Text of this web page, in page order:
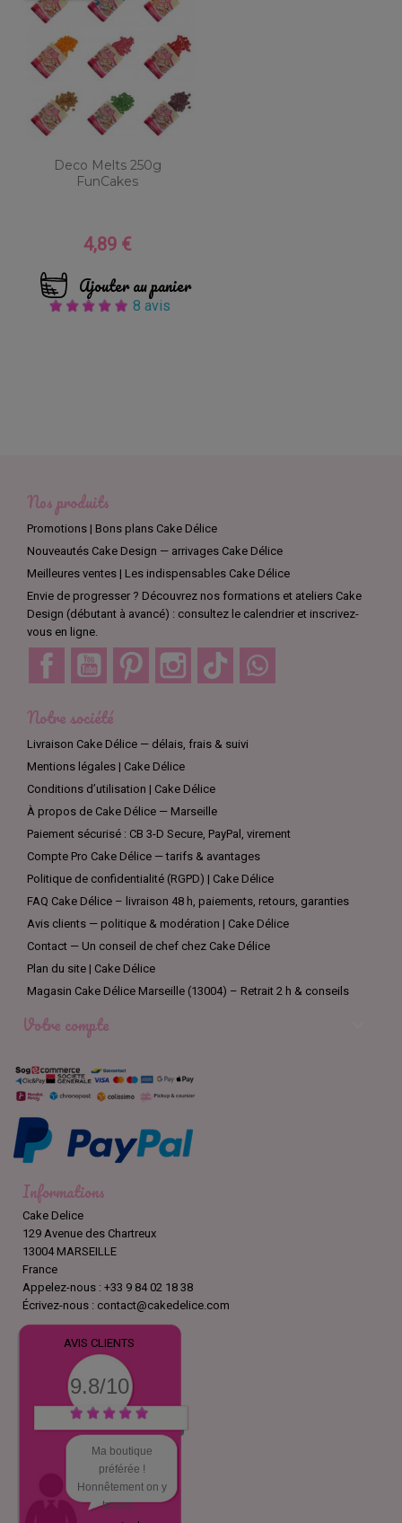
Deco Melts 250g
FunCakes
Prix
4,89 €
Ajouter au panier
8 avis
Nos produits
Promotions | Bons plans Cake Délice
Nouveautés Cake Design — arrivages Cake Délice
Meilleures ventes | Les indispensables Cake Délice
Envie de progresser ? Découvrez nos formations et ateliers Cake
Design (débutant à avancé) : consultez le calendrier et inscrivez-
vous en ligne.
Facebook YouTube Pinterest Instagram TikTok
Notre société
Livraison Cake Délice — délais, frais & suivi
Mentions légales | Cake Délice
Conditions d’utilisation | Cake Délice
À propos de Cake Délice — Marseille
Paiement sécurisé : CB 3-D Secure, PayPal, virement
Compte Pro Cake Délice — tarifs & avantages
Politique de confidentialité (RGPD) | Cake Délice
FAQ Cake Délice – livraison 48 h, paiements, retours, garanties
Avis clients — politique & modération | Cake Délice
Contact — Un conseil de chef chez Cake Délice
Plan du site | Cake Délice
Magasin Cake Délice Marseille (13004) – Retrait 2 h & conseils
Votre compte
Informations
Cake Delice
129 Avenue des Chartreux
13004 MARSEILLE
France
Appelez-nous : +33 9 84 02 18 38
Écrivez-nous : contact@cakedelice.com
AVIS CLIENTS
9.8/10
Ma boutique
préférée !
Honnêtement on y
trouve...